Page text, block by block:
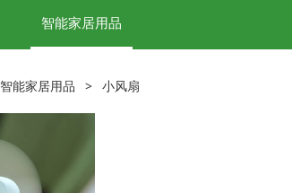
智能家居用品
智能家居用品 > 小风扇